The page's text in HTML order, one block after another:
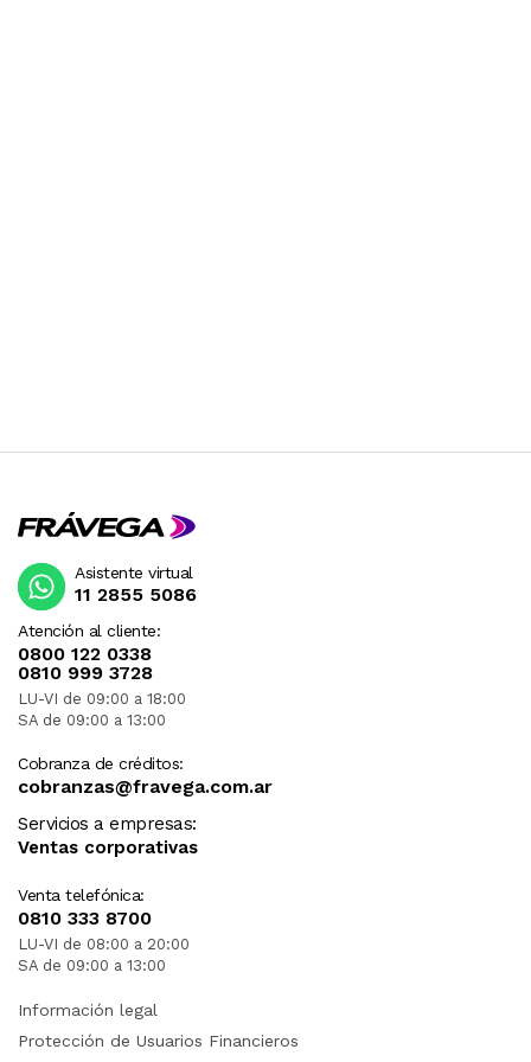
Atención al cliente:
0800 122 0338
0810 999 3728
LU-VI de 09:00 a 18:00
SA de 09:00 a 13:00
Cobranza de créditos:
cobranzas@fravega.com.ar
Servicios a empresas:
Ventas corporativas
Venta telefónica:
0810 333 8700
LU-VI de 08:00 a 20:00
SA de 09:00 a 13:00
Asistente virtual
11 2855 5086
Información legal
Protección de Usuarios Financieros